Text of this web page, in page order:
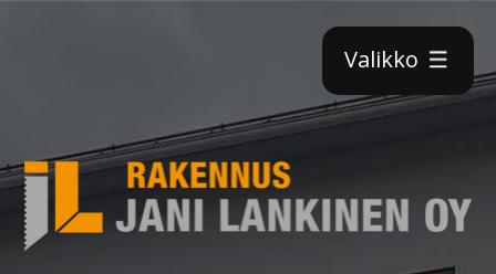
×
Valikko